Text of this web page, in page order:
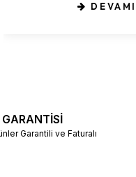
GARANTİSİ
Garantili ve Faturalı